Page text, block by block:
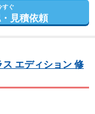
すぐ
見積依頼
エディション 修